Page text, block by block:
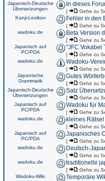
Japanisch-Deutsche
Übersetzungen
In dieses
[ Gehe zu
Kanji-Lexikon
Fehler in den
[ Gehe zu
wadoku.de
Beta Version
[ Gehe zu
Japanisch auf
PC/PDA
"JFC Vokabel
[ Gehe zu
wadoku.de
Wadoku-
[ Gehe zu
Japanische
Grammatik
Gutes
[ Gehe zu
Japanisch-Deutsche
Übersetzungen
Satz
[ Gehe zu
Japanisch auf
PC/PDA
Wadoku für
[ Gehe zu
wadoku.de
kleines
[ Gehe zu
Japanisch auf
PC/PDA
Japanisches
[ Gehe zu
wadoku.de
Deutsch-
[ Gehe zu
wadoku.de
traditionelle
[ Gehe zu
Wadoku-Wiki
Temporäre